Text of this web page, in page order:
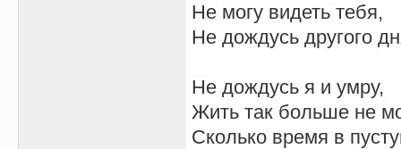
Не могу видеть тебя,
Не дождусь другого
Не дождусь я и умру,
Жить так больше не
Сколько время в